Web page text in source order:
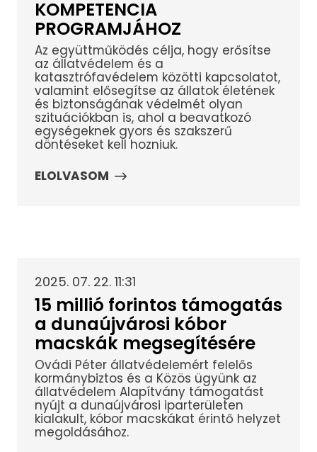
KOMPETENCIA
PROGRAMJÁHOZ
Az együttműködés célja, hogy erősítse
az állatvédelem és a
katasztrófavédelem közötti kapcsolatot,
valamint elősegítse az állatok életének
és biztonságának védelmét olyan
szituációkban is, ahol a beavatkozó
egységeknek gyors és szakszerű
döntéseket kell hozniuk.
ELOLVASOM
2025. 07. 22. 11:31
15 millió forintos támogatás
a dunaújvárosi kóbor
macskák megsegítésére
Ovádi Péter állatvédelemért felelős
kormánybiztos és a Közös ügyünk az
állatvédelem Alapítvány támogatást
nyújt a dunaújvárosi iparterületen
kialakult, kóbor macskákat érintő helyzet
megoldásához.